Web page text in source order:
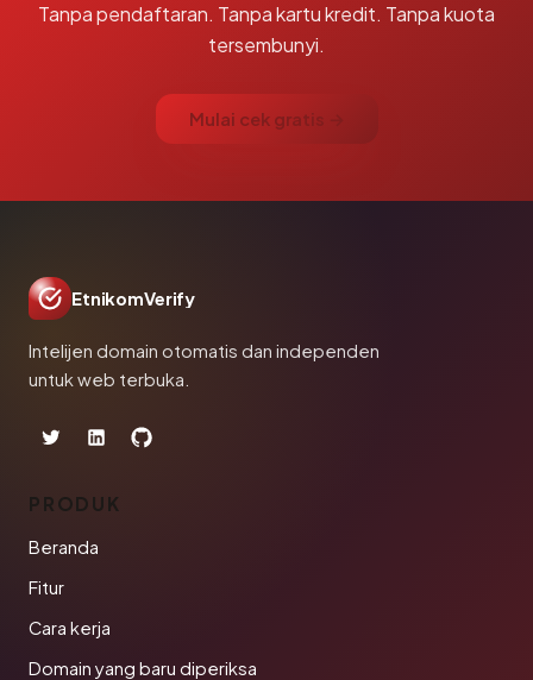
Tanpa pendaftaran. Tanpa kartu kredit. Tanpa kuota
tersembunyi.
Mulai cek gratis →
EtnikomVerify
Intelijen domain otomatis dan independen
untuk web terbuka.
PRODUK
Beranda
Fitur
Cara kerja
Domain yang baru diperiksa